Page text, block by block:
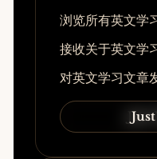
浏览所有英文学
接收关于英文学
对英文学习文章